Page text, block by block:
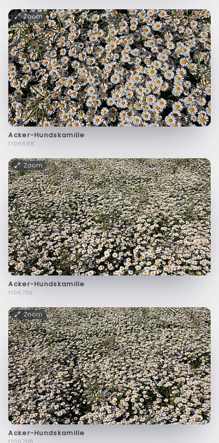
Zoom
Acker-Hundskamille
f106698
Zoom
Acker-Hundskamille
f106705
Zoom
Acker-Hundskamille